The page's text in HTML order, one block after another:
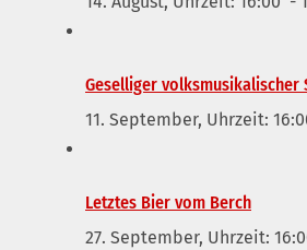
Geselliger volksmusikalischer
11. September, Uhrzeit:
Letztes Bier vom Berch
27. September, Uhrzeit: